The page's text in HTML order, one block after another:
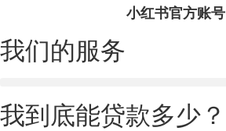
小红书官方账号
我们的服务
我到底能贷款多少？